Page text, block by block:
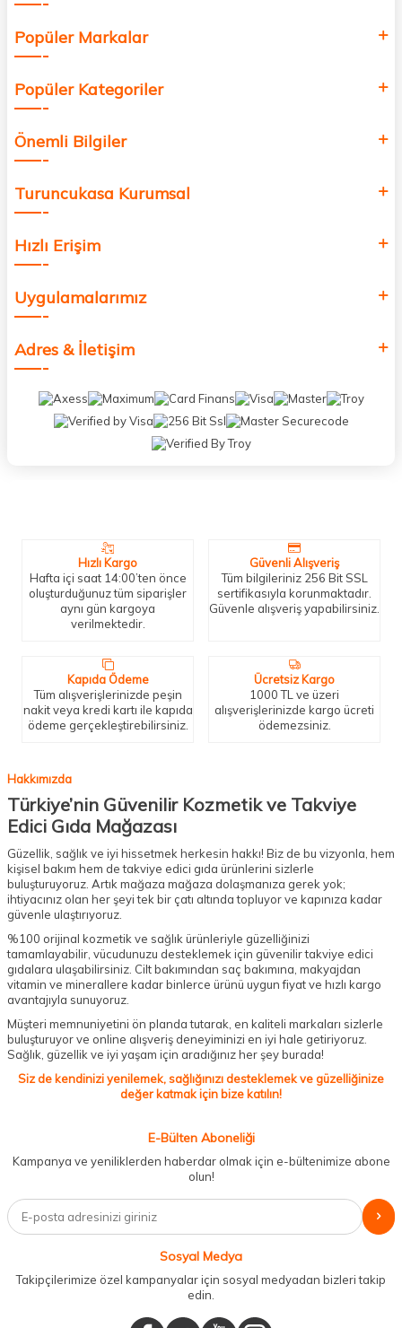
Popüler Markalar
Popüler Kategoriler
Önemli Bilgiler
Turuncukasa Kurumsal
Hızlı Erişim
Uygulamalarımız
Adres & İletişim
Hızlı Kargo
Hafta içi saat 14:00’ten önce
oluşturduğunuz tüm siparişler
aynı gün kargoya
verilmektedir.
Güvenli Alışveriş
Tüm bilgileriniz 256 Bit SSL
sertifikasıyla korunmaktadır.
Güvenle alışveriş yapabilirsiniz.
Kapıda Ödeme
Tüm alışverişlerinizde peşin
nakit veya kredi kartı ile kapıda
ödeme gerçekleştirebilirsiniz.
Ücretsiz Kargo
1000 TL ve üzeri
alışverişlerinizde kargo ücreti
ödemezsiniz.
Hakkımızda
Türkiye’nin Güvenilir Kozmetik ve Takviye
Edici Gıda Mağazası
Güzellik, sağlık ve iyi hissetmek herkesin hakkı! Biz de bu vizyonla, hem
kişisel bakım hem de takviye edici gıda ürünlerini sizlerle
buluşturuyoruz. Artık mağaza mağaza dolaşmanıza gerek yok;
ihtiyacınız olan her şeyi tek bir çatı altında topluyor ve kapınıza kadar
güvenle ulaştırıyoruz.
%100 orijinal kozmetik ve sağlık ürünleriyle güzelliğinizi
tamamlayabilir, vücudunuzu desteklemek için güvenilir takviye edici
gıdalara ulaşabilirsiniz. Cilt bakımından saç bakımına, makyajdan
vitamin ve minerallere kadar binlerce ürünü uygun fiyat ve hızlı kargo
avantajıyla sunuyoruz.
Müşteri memnuniyetini ön planda tutarak, en kaliteli markaları sizlerle
buluşturuyor ve online alışveriş deneyiminizi en iyi hale getiriyoruz.
Sağlık, güzellik ve iyi yaşam için aradığınız her şey burada!
Siz de kendinizi yenilemek, sağlığınızı desteklemek ve güzelliğinize
değer katmak için bize katılın!
E-Bülten Aboneliği
Kampanya ve yeniliklerden haberdar olmak için e-bültenimize abone
olun!
Sosyal Medya
Takipçilerimize özel kampanyalar için sosyal medyadan bizleri takip
edin.